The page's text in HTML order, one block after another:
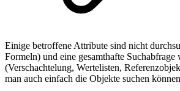
Einige betroffene Attribute sind nicht
Formeln) und eine gesamthafte Suchabfrage
(Verschachtelung, Wertelisten,
man auch einfach die Objekte suchen